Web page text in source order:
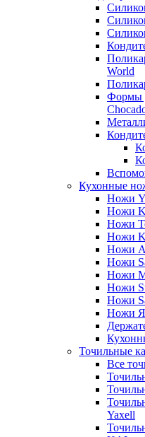
World
Формы
Кухонные
Ножи
Ножи
Ножи
Ножи
Ножи
Ножи
Ножи
Ножи
Ножи
Ножи
Точильные
Все
Yaxell